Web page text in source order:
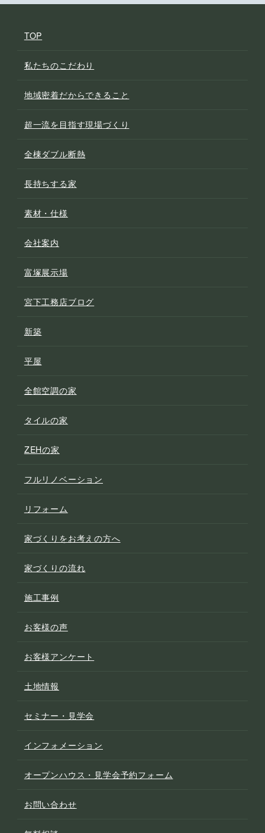
TOP
私たちのこだわり
地域密着だからできること
超一流を目指す現場づくり
全棟ダブル断熱
長持ちする家
素材・仕様
会社案内
富塚展示場
宮下工務店ブログ
新築
平屋
全館空調の家
タイルの家
ZEHの家
フルリノベーション
リフォーム
家づくりをお考えの方へ
家づくりの流れ
施工事例
お客様の声
お客様アンケート
土地情報
セミナー・見学会
インフォメーション
オープンハウス・見学会予約フォーム
お問い合わせ